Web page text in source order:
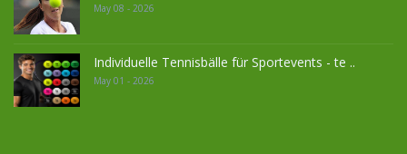
May 08 - 2026
Individuelle Tennisbälle für Sportevents - te ..
May 01 - 2026